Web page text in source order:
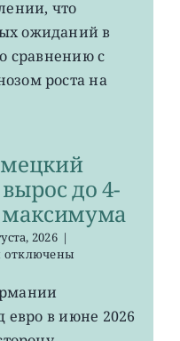
Германии
до
0,2%
что
ожиданий в
сравнению с
роста на
до 4-
максимума
2026 |
к
EWG:
немецкий
экспорт
вырос
отключены
евро в июне 2026